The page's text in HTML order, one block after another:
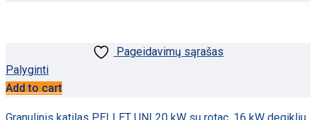
Pageidavimų sąrašas
Palyginti
Add to cart